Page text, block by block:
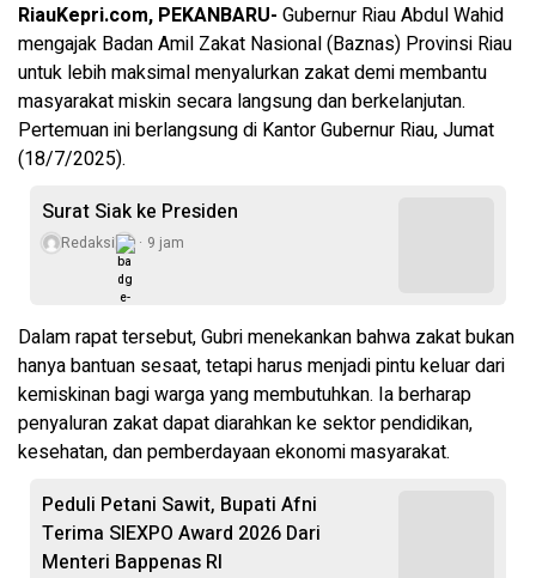
RiauKepri.com, PEKANBARU- Gubernur Riau Abdul Wahid
mengajak Badan Amil Zakat Nasional (Baznas) Provinsi Riau
untuk lebih maksimal menyalurkan zakat demi membantu
masyarakat miskin secara langsung dan berkelanjutan.
Pertemuan ini berlangsung di Kantor Gubernur Riau, Jumat
(18/7/2025).
Surat Siak ke Presiden
Redaksi 9 jam
Dalam rapat tersebut, Gubri menekankan bahwa zakat bukan
hanya bantuan sesaat, tetapi harus menjadi pintu keluar dari
kemiskinan bagi warga yang membutuhkan. Ia berharap
penyaluran zakat dapat diarahkan ke sektor pendidikan,
kesehatan, dan pemberdayaan ekonomi masyarakat.
Peduli Petani Sawit, Bupati Afni
Terima SIEXPO Award 2026 Dari
Menteri Bappenas RI